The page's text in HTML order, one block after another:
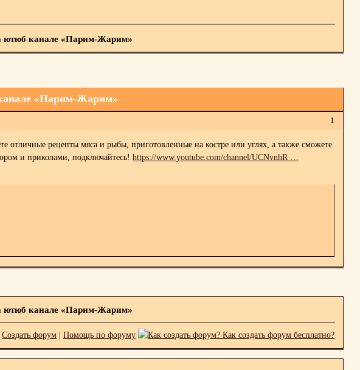
ютюб канале «Парим-Жарим»
«Парим-Жарим»
1
отличные рецепты мяса и рыбы, приготовленные на костре или углях, а также сможете
и приколами, подключайтесь! https://www.youtube.com/channel/UCNvnhR …
ютюб канале «Парим-Жарим»
Создать форум |Помощь по форуму